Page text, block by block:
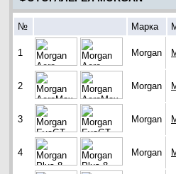
№ Марка
1 Morgan
2 Morgan
3 Morgan
4 Morgan